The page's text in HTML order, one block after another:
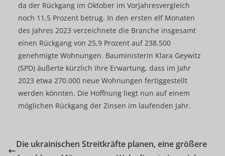
da der Rückgang im Oktober im Vorjahresvergleich
noch 11,5 Prozent betrug. In den ersten elf Monaten
des Jahres 2023 verzeichnete die Branche insgesamt
einen Rückgang von 25,9 Prozent auf 238.500
genehmigte Wohnungen. Bauministerin Klara Geywitz
(SPD) äußerte kürzlich ihre Erwartung, dass im Jahr
2023 etwa 270.000 neue Wohnungen fertiggestellt
werden könnten. Die Hoffnung liegt nun auf einem
möglichen Rückgang der Zinsen im laufenden Jahr.
Die ukrainischen Streitkräfte planen, eine größere